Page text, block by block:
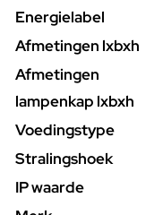
Energielabel
Afmetingen lxbxh
Afmetingen
lampenkap lxbxh
Voedingstype
Stralingshoek
IP waarde